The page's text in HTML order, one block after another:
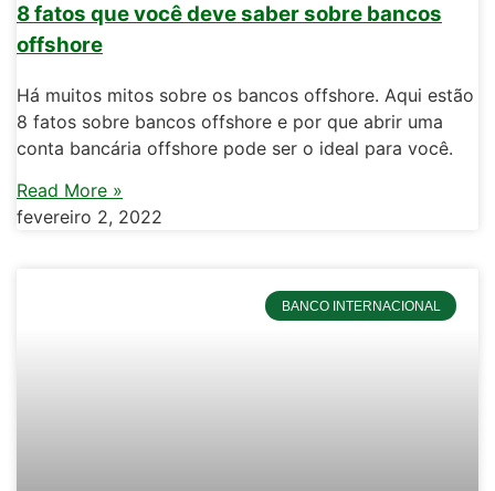
8 fatos que você deve saber sobre bancos
offshore
Há muitos mitos sobre os bancos offshore. Aqui estão
8 fatos sobre bancos offshore e por que abrir uma
conta bancária offshore pode ser o ideal para você.
Read More »
fevereiro 2, 2022
BANCO INTERNACIONAL